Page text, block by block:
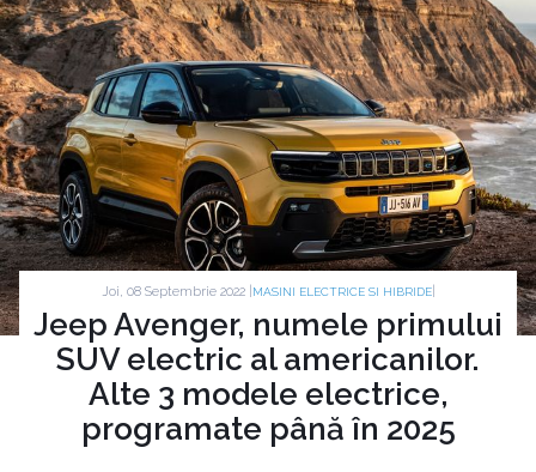
Joi, 08 Septembrie 2022 | MASINI ELECTRICE SI HIBRIDE|
Jeep Avenger, numele primului
SUV electric al americanilor.
Alte 3 modele electrice,
programate până în 2025